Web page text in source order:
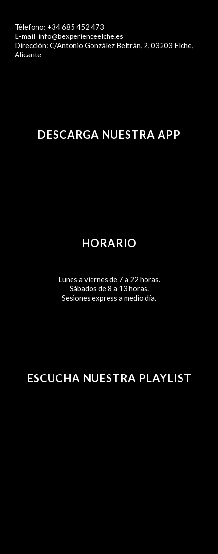
Télefono: +34 685 452 473
E-mail: info@bexperienceelche.es
Dirección: C/Antonio González Beltrán, 2, 03203 Elche,
Alicante
DESCARGA NUESTRA APP
HORARIO
Lunes a viernes de 7 a 22 horas.
Sábados de 8 a 13 horas.
Sesiones express a medio día.
ESCUCHA NUESTRA PLAYLIST